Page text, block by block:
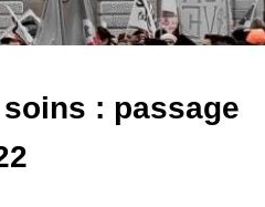
: passage